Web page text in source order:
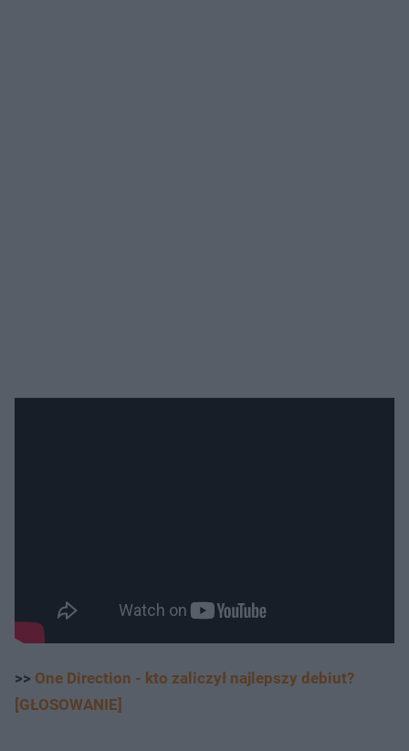
>> One Direction - kto zaliczył najlepszy debiut?
[GŁOSOWANIE]